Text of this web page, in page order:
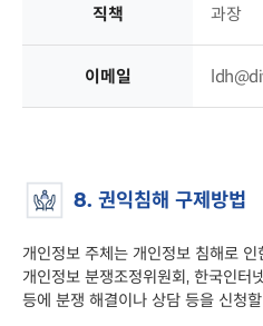
있습니다.
직책 과장
이메일
8. 권익침해 구제방법
개인정보 주체는 개인정보 침해로
개인정보 분쟁조정위원회, 한국인터
등에 분쟁 해결이나 상담 등을 신청